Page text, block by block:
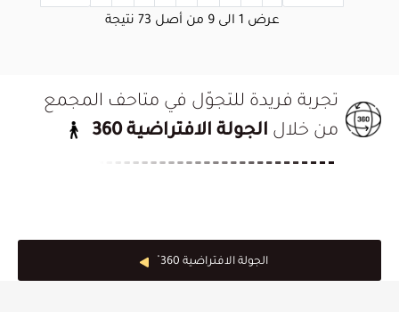
عرض 1 الى9 من أصل 73 نتيجة
تجربة فريدة للتجوّل في متاحف المجمع
من خلال الجولة الافتراضية 360
الجولة الافتراضية 360 ْ